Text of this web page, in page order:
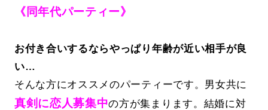
《同年代パーティー》
お付き合いするならやっぱり年齢が近い相手が良
い…
そんな方にオススメのパーティーです。男女共に
真剣に恋人募集中の方が集まります。結婚に対